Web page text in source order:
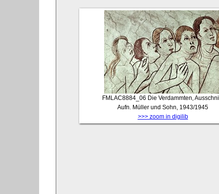
FMLAC8884_06 Die Verdammten,
Aufn. Müller und Sohn, 1943/1945
>>> zoom in digilib